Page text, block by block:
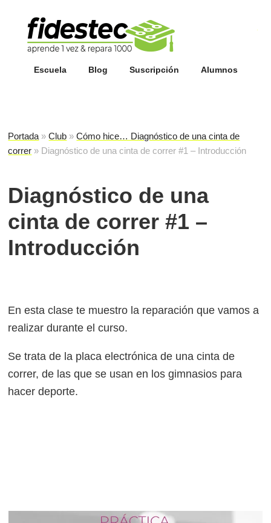
Escuela Blog Suscripción Alumnos
Portada »Club »Cómo hice… Diagnóstico de una cinta de
correr » Diagnóstico de una cinta de correr #1 – Introducción
Diagnóstico de una
cinta de correr #1 –
Introducción
En esta clase te muestro la reparación que vamos a
realizar durante el curso.
Se trata de la placa electrónica de una cinta de
correr, de las que se usan en los gimnasios para
hacer deporte.